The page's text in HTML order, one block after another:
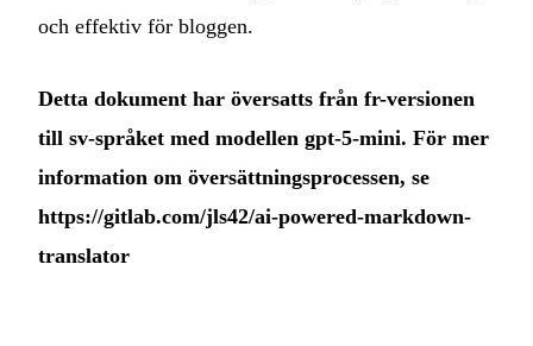
och effektiv för bloggen.
Detta dokument har översatts från fr-versionen
till sv-språket med modellen gpt-5-mini. För mer
information om översättningsprocessen, se
https://gitlab.com/jls42/ai-powered-markdown-
translator